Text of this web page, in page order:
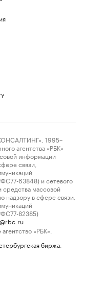
1995–
агентства «РБК»
информации
связи,
63848) и сетевого
средства массовой
в сфере связи,
82385)
«РБК».
биржа